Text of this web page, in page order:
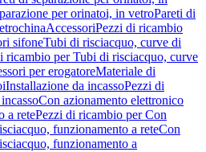
per orinatoi, in vetroPareti di
AccessoriPezzi di ricambio
sifoneTubi di risciacquo, curve di
ricambio per Tubi di risciacquo, curve
per erogatoreMateriale di
Installazione da incassoPezzi di
Con azionamento elettronico
a retePezzi di ricambio per Con
funzionamento a reteCon
funzionamento a